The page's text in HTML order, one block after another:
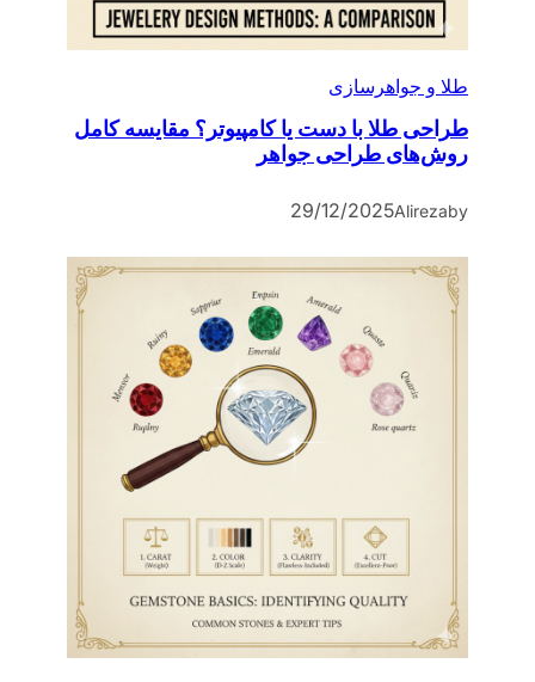
طلا و جواهرسازی
طراحی طلا با دست یا کامپیوتر؟ مقایسه کامل
روش‌های طراحی جواهر
by
Alireza
29/12/2025